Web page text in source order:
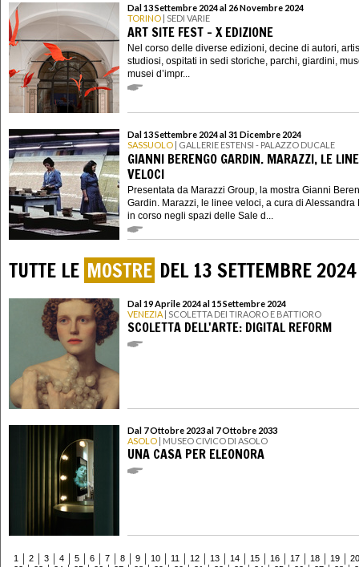
Dal 13 Settembre 2024 al 26 Novembre 2024
TORINO | SEDI VARIE
ART SITE FEST - X EDIZIONE
Nel corso delle diverse edizioni, decine di autori,
studiosi, ospitati in sedi storiche, parchi, giardini,
musei d’impr...
Dal 13 Settembre 2024 al 31 Dicembre 2024
SASSUOLO | GALLERIE ESTENSI - PALAZZO DUCALE
GIANNI BERENGO GARDIN. MARAZZI, LE
VELOCI
Presentata da Marazzi Group, la mostra Gianni
Gardin. Marazzi, le linee veloci, a cura di Alessandra
in corso negli spazi delle Sale d...
TUTTE LE MOSTRE DEL 13 SETTEMBRE 2024
Dal 19 Aprile 2024 al 15 Settembre 2024
VENEZIA | SCOLETTA DEI TIRAORO E BATTIORO
SCOLETTA DELL'ARTE: DIGITAL REFORM
Dal 7 Ottobre 2023 al 7 Ottobre 2033
ASOLO | MUSEO CIVICO DI ASOLO
UNA CASA PER ELEONORA
1 2 3 4 5 6 7 8 9 10 11 12 13 14 15 16 17 18 19
20